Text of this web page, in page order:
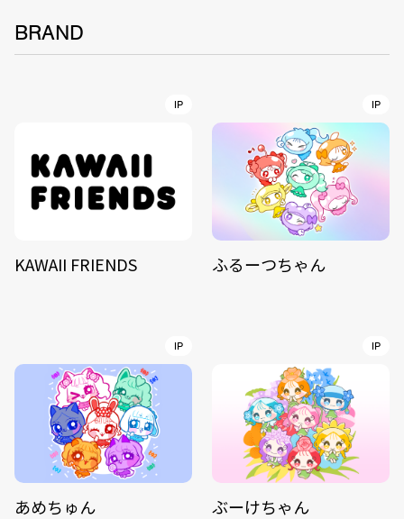
BRAND
IP
KAWAII FRIENDS
IP
ふるーつちゃん
IP
あめちゅん
IP
ぶーけちゃん